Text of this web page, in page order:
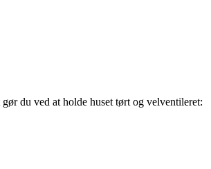
du ved at holde huset tørt og velventileret: